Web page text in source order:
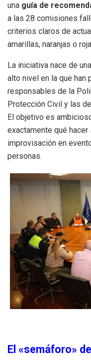
una guía de
a las 28 comisiones
criterios claros de
amarillas, naranjas o
La iniciativa nace de
alto nivel en la que han
responsables de la
Protección Civil y las
El objetivo es
exactamente qué
improvisación en
personas.
El «semáforo»